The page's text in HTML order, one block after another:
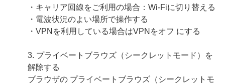
・キャリア回線をご利用の場合：Wi‑Fiに切り替える
・電波状況のよい場所で操作する
・VPNを利用している場合はVPNをオフ にする
3. プライベートブラウズ（シークレットモード）を
解除する
ブラウザの プライベートブラウズ（シークレットモ